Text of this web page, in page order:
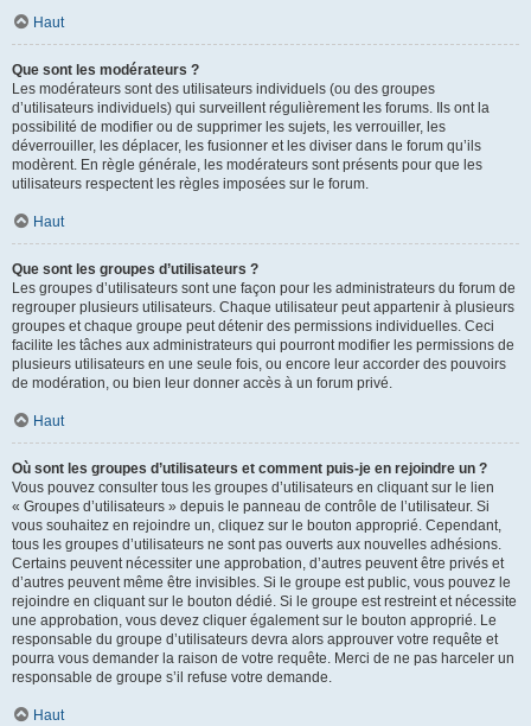
Haut
Que sont les modérateurs ?
Les modérateurs sont des utilisateurs individuels (ou des groupes
d’utilisateurs individuels) qui surveillent régulièrement les forums. Ils ont la
possibilité de modifier ou de supprimer les sujets, les verrouiller, les
déverrouiller, les déplacer, les fusionner et les diviser dans le forum qu’ils
modèrent. En règle générale, les modérateurs sont présents pour que les
utilisateurs respectent les règles imposées sur le forum.
Haut
Que sont les groupes d’utilisateurs ?
Les groupes d’utilisateurs sont une façon pour les administrateurs du forum de
regrouper plusieurs utilisateurs. Chaque utilisateur peut appartenir à plusieurs
groupes et chaque groupe peut détenir des permissions individuelles. Ceci
facilite les tâches aux administrateurs qui pourront modifier les permissions de
plusieurs utilisateurs en une seule fois, ou encore leur accorder des pouvoirs
de modération, ou bien leur donner accès à un forum privé.
Haut
Où sont les groupes d’utilisateurs et comment puis-je en rejoindre un ?
Vous pouvez consulter tous les groupes d’utilisateurs en cliquant sur le lien
« Groupes d’utilisateurs » depuis le panneau de contrôle de l’utilisateur. Si
vous souhaitez en rejoindre un, cliquez sur le bouton approprié. Cependant,
tous les groupes d’utilisateurs ne sont pas ouverts aux nouvelles adhésions.
Certains peuvent nécessiter une approbation, d’autres peuvent être privés et
d’autres peuvent même être invisibles. Si le groupe est public, vous pouvez le
rejoindre en cliquant sur le bouton dédié. Si le groupe est restreint et nécessite
une approbation, vous devez cliquer également sur le bouton approprié. Le
responsable du groupe d’utilisateurs devra alors approuver votre requête et
pourra vous demander la raison de votre requête. Merci de ne pas harceler un
responsable de groupe s’il refuse votre demande.
Haut